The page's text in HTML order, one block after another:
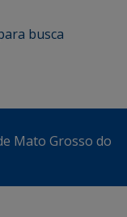
busca
Mato Grosso do